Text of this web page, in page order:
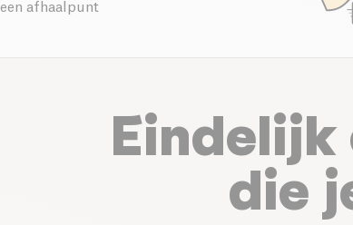
een afhaalpunt
die